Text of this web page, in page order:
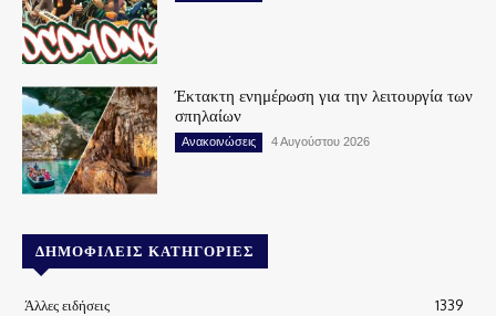
Έκτακτη ενημέρωση για την λειτουργία των
σπηλαίων
Ανακοινώσεις 4 Αυγούστου 2026
ΔΗΜΟΦΙΛΕΊΣ ΚΑΤΗΓΟΡΊΕΣ
Άλλες ειδήσεις
1339